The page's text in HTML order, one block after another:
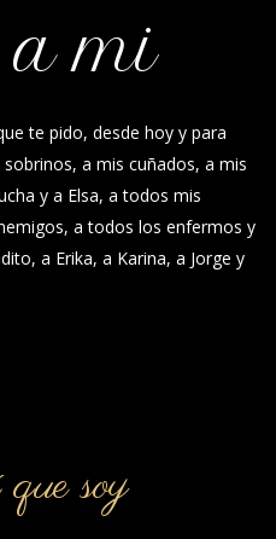
a mi
te pido, desde hoy y para
a mis cuñados, a mis
y a Elsa, a todos mis
a todos los enfermos y
a Erika, a Karina, a Jorge y
soy